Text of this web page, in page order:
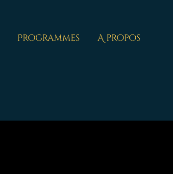
Programmes
A propos